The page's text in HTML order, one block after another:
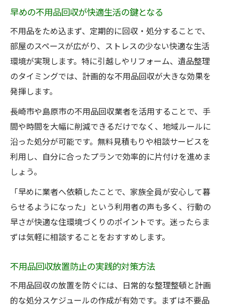
早めの不用品回収が快適生活の鍵となる
不用品をため込まず、定期的に回収・処分することで、
部屋のスペースが広がり、ストレスの少ない快適な生活
環境が実現します。特に引越しやリフォーム、遺品整理
のタイミングでは、計画的な不用品回収が大きな効果を
発揮します。
長崎市や島原市の不用品回収業者を活用することで、手
間や時間を大幅に削減できるだけでなく、地域ルールに
沿った処分が可能です。無料見積もりや相談サービスを
利用し、自分に合ったプランで効率的に片付けを進めま
しょう。
「早めに業者へ依頼したことで、家族全員が安心して暮
らせるようになった」という利用者の声も多く、行動の
早さが快適な住環境づくりのポイントです。迷ったらま
ずは気軽に相談することをおすすめします。
不用品回収放置防止の実践的対策方法
不用品回収の放置を防ぐには、日常的な整理整頓と計画
的な処分スケジュールの作成が有効です。まずは不要品